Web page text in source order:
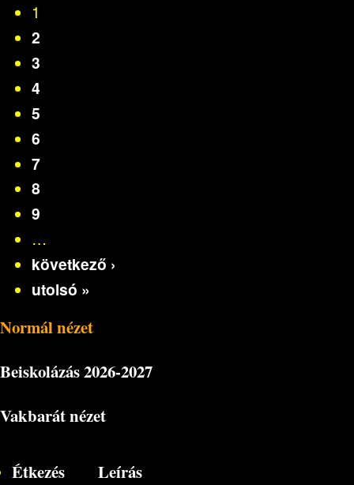
1
2
3
4
5
6
7
8
9
…
következő ›
utolsó »
Normál nézet
Beiskolázás2026-2027
Vakbarát nézet
Étkezés
Leírás